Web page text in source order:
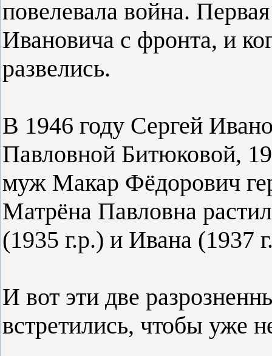
повелевала война.
Ивановича с фронта, и
развелись.
В 1946 году Сергей
Павловной Битюковой,
муж Макар Фёдорович
Матрёна Павловна
(1935 г.р.) и Ивана (1937
И вот эти две
встретились, чтобы уже